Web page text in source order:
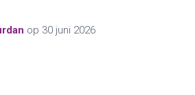
op 30 juni 2026